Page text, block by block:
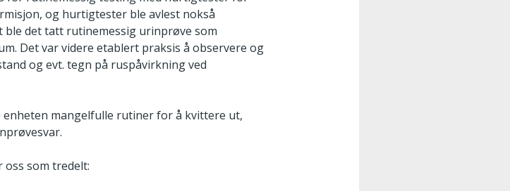
og hurtigtester ble avlest nokså
ble det tatt rutinemessig urinprøve som
Det var videre etablert praksis å observere og
og evt. tegn på ruspåvirkning ved
mangelfulle rutiner for å kvittere ut,
som tredelt: